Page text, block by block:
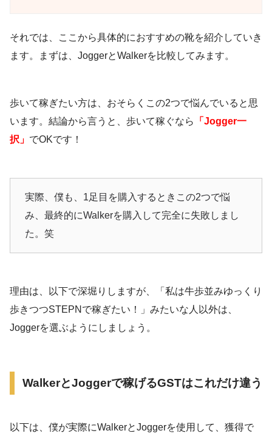
それでは、ここから具体的におすすめの靴を紹介していき
ます。まずは、JoggerとWalkerを比較してみます。
歩いて稼ぎたい方は、おそらくこの2つで悩んでいると思
います。結論から言うと、歩いて稼ぐなら
「Jogger一
択」 でOKです！
実際、僕も、1足目を購入するときこの2つで悩
み、最終的にWalkerを購入して完全に失敗しまし
た。笑
理由は、以下で深堀りしますが、「私は牛歩並みゆっくり
歩きつつSTEPNで稼ぎたい！」みたいな人以外は、
Joggerを選ぶようにしましょう。
WalkerとJoggerで稼げるGSTはこれだけ違う
以下は、僕が実際にWalkerとJoggerを使用して、獲得で